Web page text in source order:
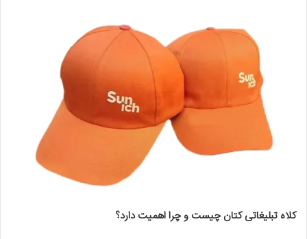
کلاه تبلیغاتی کتان چیست و چرا اهمیت دارد؟